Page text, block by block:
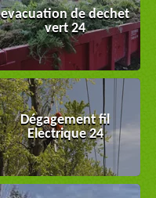
evacuation de dechet
vert 24
Dégagement fil
Electrique 24